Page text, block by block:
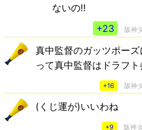
ないの‼︎
+23
阪神
真中監督のガッツポー
って真中監督はドラフ
+16 阪神
(くじ運が)いいわね
+9 阪神